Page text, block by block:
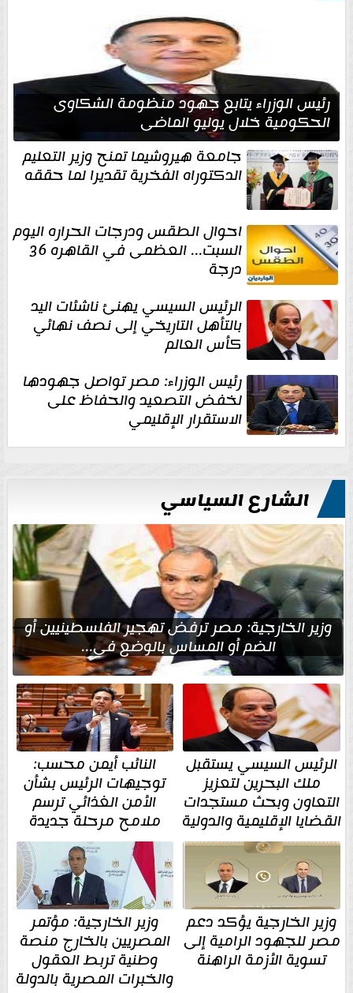
رئيس الوزراء يتابع جهود منظومة الشكاوى
الحكومية خلال يوليو الماضي
جامعة هيروشيما تمنح وزير التعليم
الدكتوراه الفخرية تقديرا لما حققه
احوال الطقس ودرجات الحراره اليوم
السبت... العظمى في القاهره 36
درجة
الرئيس السيسي يهنئ ناشئات اليد
بالتأهل التاريخي إلى نصف نهائي
كأس العالم
رئيس الوزراء: مصر تواصل جهودها
لخفض التصعيد والحفاظ على
الاستقرار الإقليمي
الشارع السياسي
وزير الخارجية: مصر ترفض تهجير الفلسطينيين أو
الضم أو المساس بالوضع في...
الرئيس السيسي يستقبل
ملك البحرين لتعزيز
التعاون وبحث مستجدات
القضايا الإقليمية والدولية
النائب أيمن محسب:
توجيهات الرئيس بشأن
الأمن الغذائي ترسم
ملامح مرحلة جديدة
وزير الخارجية يؤكد دعم
مصر للجهود الرامية إلى
تسوية الأزمة الراهنة
وزير الخارجية: مؤتمر
المصريين بالخارج منصة
وطنية تربط العقول
والخبرات المصرية بالدولة